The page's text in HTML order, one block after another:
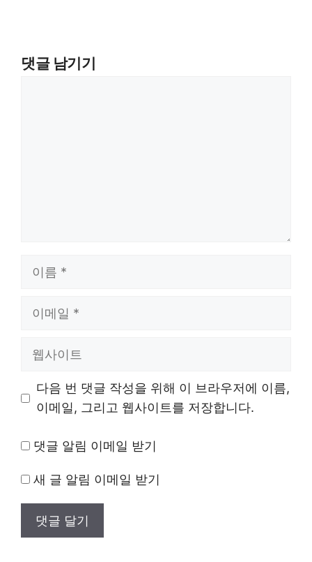
댓글 남기기
트
다음 번 댓글 작성을 위해 이 브라우저에 이름,
이메일, 그리고 웹사이트를 저장합니다.
댓글 알림 이메일 받기
새 글 알림 이메일 받기